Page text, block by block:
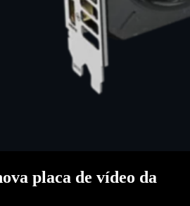
placa de vídeo da